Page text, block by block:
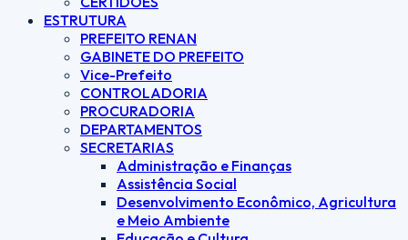
ESTRUTURA
PREFEITO RENAN
GABINETE DO PREFEITO
Vice-Prefeito
CONTROLADORIA
PROCURADORIA
DEPARTAMENTOS
SECRETARIAS
Administração e Finanças
Assistência Social
Desenvolvimento Econômico, Agricultura
e Meio Ambiente